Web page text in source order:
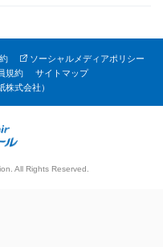
ソーシャルメディアポリシー
規約
サイトマップ
株式会社）
All Rights Reserved.